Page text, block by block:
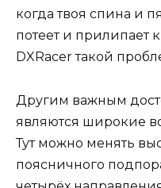
когда твоя спина и
потеет и прилипает
DXRacer такой
Другим важным
являются широкие
Тут можно менять
поясничного